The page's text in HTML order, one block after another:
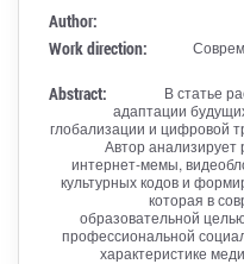
Author:
Work direction:
Abstract:
В статье
адаптации
глобализации и цифровой
Автор анализирует
интернет-мемы,
культурных кодов и
которая в
образовательной
профессиональной
характеристике